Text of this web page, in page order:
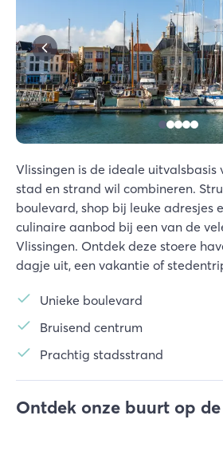
Vlissingen is de ideale uitvalsbasis
stad en strand wil combineren.
boulevard, shop bij leuke adresjes
culinaire aanbod bij een van de
Vlissingen. Ontdek deze stoere
dagje uit, een vakantie of
Unieke boulevard
Bruisend centrum
Prachtig stadsstrand
Ontdek onze buurt op